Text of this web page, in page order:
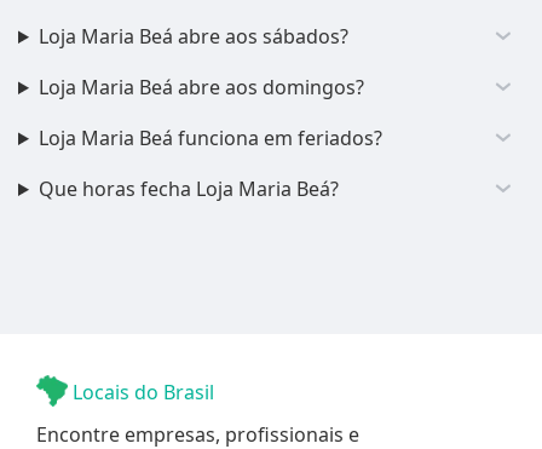
Loja Maria Beá abre aos sábados?
Loja Maria Beá abre aos domingos?
Loja Maria Beá funciona em feriados?
Que horas fecha Loja Maria Beá?
Locais do Brasil
Encontre empresas, profissionais e